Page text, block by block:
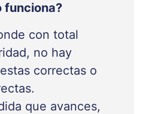
funciona?
con total
no hay
correctas o
que avances,